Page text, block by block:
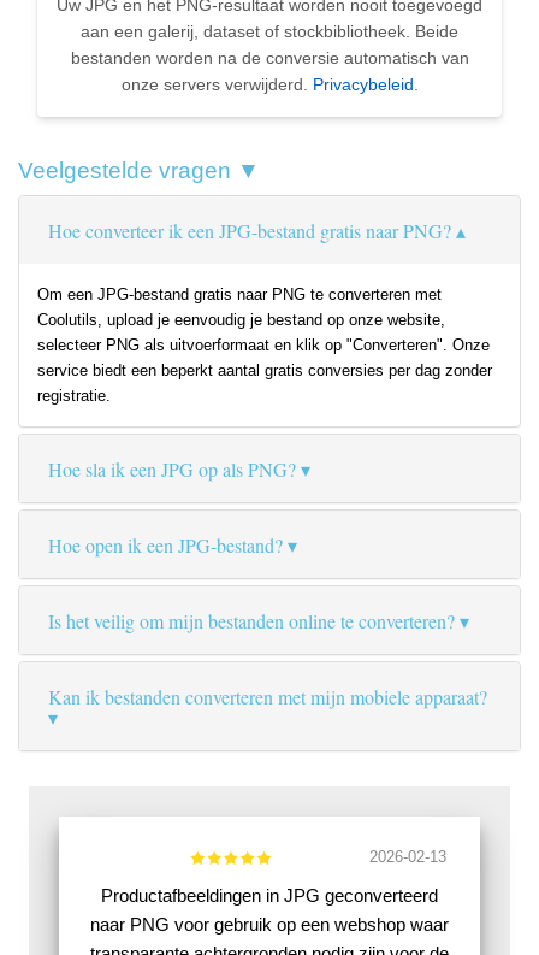
Uw JPG en het PNG-resultaat worden nooit toegevoegd
aan een galerij, dataset of stockbibliotheek. Beide
bestanden worden na de conversie automatisch van
onze servers verwijderd. Privacybeleid.
Veelgestelde vragen ▼
Hoe converteer ik een JPG-bestand gratis naar PNG?
Om een JPG-bestand gratis naar PNG te converteren met
Coolutils, upload je eenvoudig je bestand op onze website,
selecteer PNG als uitvoerformaat en klik op "Converteren". Onze
service biedt een beperkt aantal gratis conversies per dag zonder
registratie.
Hoe sla ik een JPG op als PNG?
Hoe open ik een JPG-bestand?
Is het veilig om mijn bestanden online te converteren?
Kan ik bestanden converteren met mijn mobiele apparaat?
2026-02-13
Productafbeeldingen in JPG geconverteerd
naar PNG voor gebruik op een webshop waar